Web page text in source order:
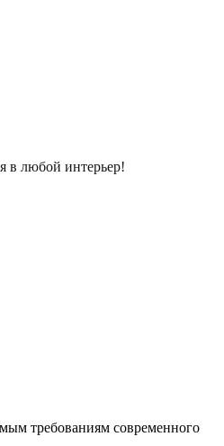
в любой интерьер!
требованиям современного